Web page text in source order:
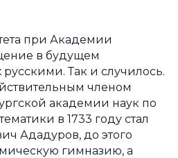
при Академии
в будущем
Так и случилось.
членом
академии наук по
в 1733 году стал
Ададуров, до этого
гимназию, а